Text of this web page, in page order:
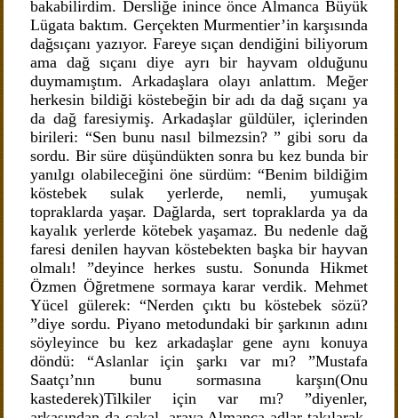
bakabilirdim. Dersliğe inince önce Almanca Büyük
Lügata baktım. Gerçekten Murmentier’in karşısında
dağsıçanı yazıyor. Fareye sıçan dendiğini biliyorum
ama dağ sıçanı diye ayrı bir hayvam olduğunu
duymamıştım. Arkadaşlara olayı anlattım. Meğer
herkesin bildiği köstebeğin bir adı da dağ sıçanı ya
da dağ faresiymiş. Arkadaşlar güldüler, içlerinden
birileri: “Sen bunu nasıl bilmezsin? ” gibi soru da
sordu. Bir süre düşündükten sonra bu kez bunda bir
yanılgı olabileceğini öne sürdüm: “Benim bildiğim
köstebek sulak yerlerde, nemli, yumuşak
topraklarda yaşar. Dağlarda, sert topraklarda ya da
kayalık yerlerde kötebek yaşamaz. Bu nedenle dağ
faresi denilen hayvan köstebekten başka bir hayvan
olmalı! ”deyince herkes sustu. Sonunda Hikmet
Özmen Öğretmene sormaya karar verdik. Mehmet
Yücel gülerek: “Nerden çıktı bu köstebek sözü?
”diye sordu. Piyano metodundaki bir şarkının adını
söyleyince bu kez arkadaşlar gene aynı konuya
döndü: “Aslanlar için şarkı var mı? ”Mustafa
Saatçı’nın bunu sormasına karşın(Onu
kastederek)Tilkiler için var mı? ”diyenler,